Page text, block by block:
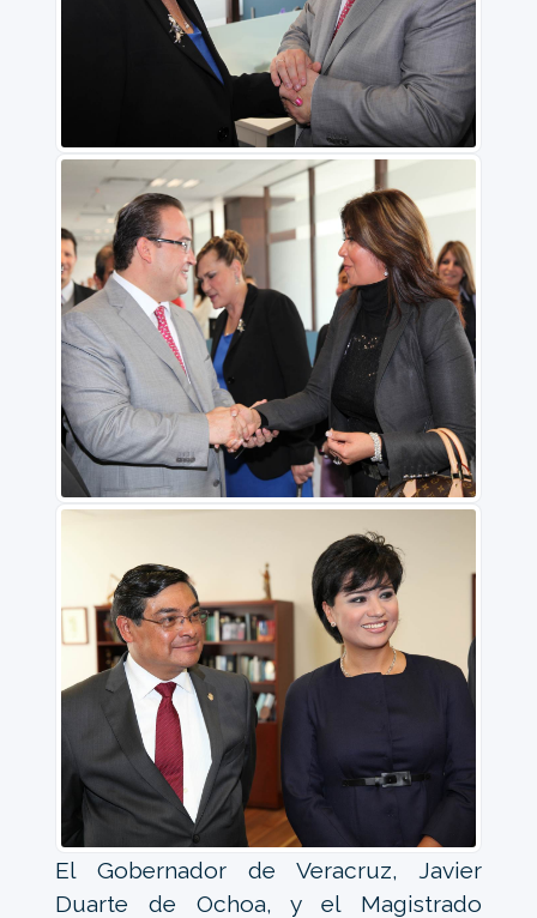
El Gobernador de Veracruz, Javier
Duarte de Ochoa, y el Magistrado